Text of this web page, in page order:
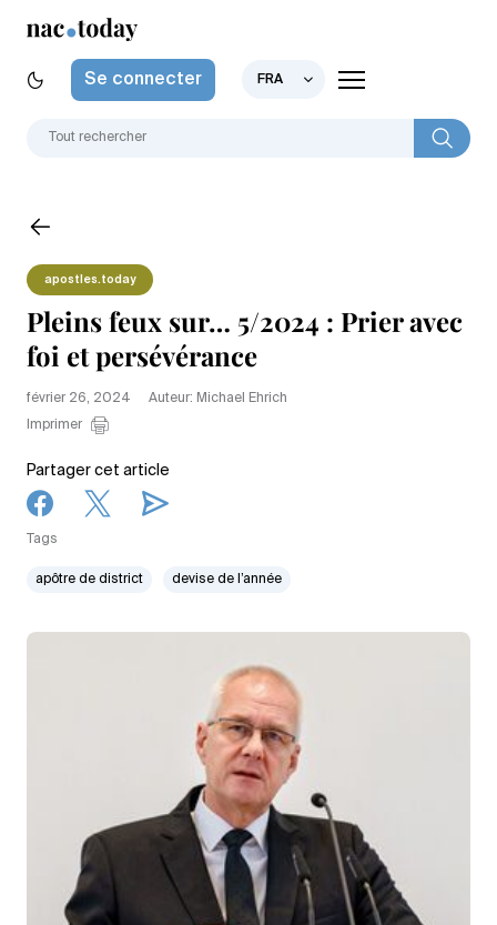
Se connecter FRA
apostles.today
Pleins feux sur… 5/2024 : Prier avec
foi et persévérance
février 26, 2024
Auteur: Michael Ehrich
Imprimer
Partager cet article
Tags
apôtre de district devise de l’année